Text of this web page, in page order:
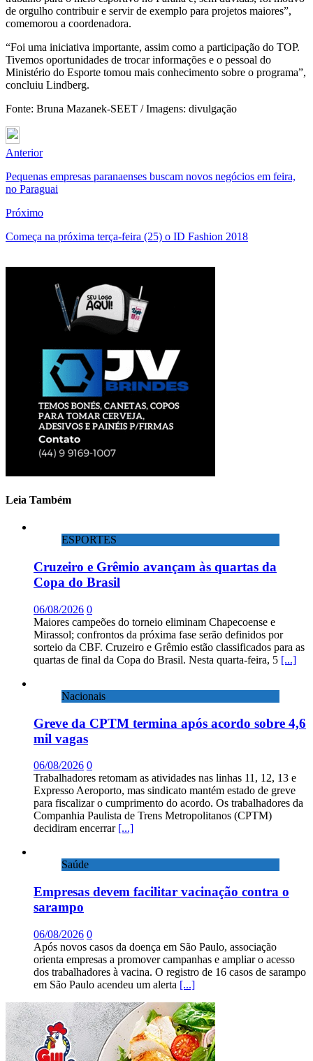
de orgulho contribuir e servir de exemplo para projetos maiores”,
comemorou a coordenadora.
“Foi uma iniciativa importante, assim como a participação do TOP.
Tivemos oportunidades de trocar informações e o pessoal do
Ministério do Esporte tomou mais conhecimento sobre o programa”,
concluiu Lindberg.
Fonte: Bruna Mazanek-SEET / Imagens: divulgação
Anterior
Pequenas empresas paranaenses buscam novos negócios em feira,
no Paraguai
Próximo
Começa na próxima terça-feira (25) o ID Fashion 2018
Leia Também
ESPORTES
Cruzeiro e Grêmio avançam às quartas da
Copa do Brasil
06/08/2026 0
Maiores campeões do torneio eliminam Chapecoense e
Mirassol; confrontos da próxima fase serão definidos por
sorteio da CBF. Cruzeiro e Grêmio estão classificados para as
quartas de final da Copa do Brasil. Nesta quarta-feira, 5 [...]
Nacionais
Greve da CPTM termina após acordo sobre 4,6
mil vagas
06/08/2026 0
Trabalhadores retomam as atividades nas linhas 11, 12, 13 e
Expresso Aeroporto, mas sindicato mantém estado de greve
para fiscalizar o cumprimento do acordo. Os trabalhadores da
Companhia Paulista de Trens Metropolitanos (CPTM)
decidiram encerrar [...]
Saúde
Empresas devem facilitar vacinação contra o
sarampo
06/08/2026 0
Após novos casos da doença em São Paulo, associação
orienta empresas a promover campanhas e ampliar o acesso
dos trabalhadores à vacina. O registro de 16 casos de sarampo
em São Paulo acendeu um alerta [...]